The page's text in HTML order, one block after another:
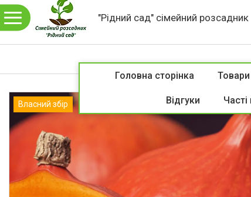
"Рідний сад" сімейний розсадник
Головна сторінка Товари
Відгуки Часті
Власний збір